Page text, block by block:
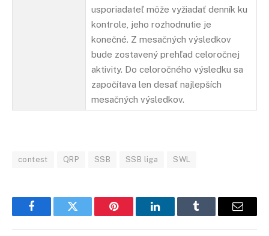
usporiadateľ môže vyžiadať denník ku
kontrole, jeho rozhodnutie je
konečné. Z mesačných výsledkov
bude zostavený prehľad celoročnej
aktivity. Do celoročného výsledku sa
započítava len desať najlepších
mesačných výsledkov.
contest QRP SSB SSB liga SWL
FacebookTwitter Pinterest LinkedInTumblr Email